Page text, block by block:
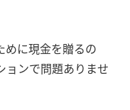
めに現金を贈るの
ョンで問題ありませ